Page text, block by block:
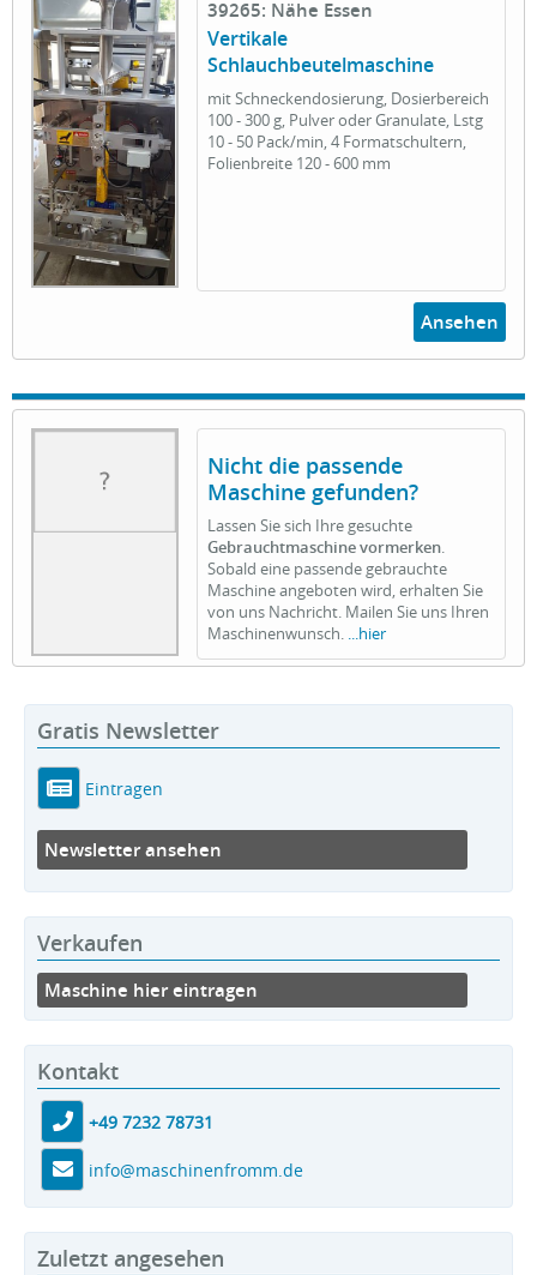
39265: Nähe Essen
Vertikale
Schlauchbeutelmaschine
mit Schneckendosierung, Dosierbereich
100 - 300 g, Pulver oder Granulate, Lstg
10 - 50 Pack/min, 4 Formatschultern,
Folienbreite 120 - 600 mm
Ansehen
Nicht die passende
Maschine gefunden?
Lassen Sie sich Ihre gesuchte
Gebrauchtmaschine vormerken.
Sobald eine passende gebrauchte
Maschine angeboten wird, erhalten Sie
von uns Nachricht. Mailen Sie uns Ihren
Maschinenwunsch. ...hier
Gratis Newsletter
Eintragen
Newsletter ansehen
Verkaufen
Maschine hier eintragen
Kontakt
+49 7232 78731
info@maschinenfromm.de
Zuletzt angesehen